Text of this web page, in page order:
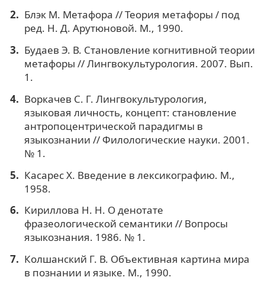
Блэк М. Метафора // Теория метафоры / под
ред. Н. Д. Арутюновой. М., 1990.
Будаев Э. В. Становление когнитивной теории
метафоры // Лингвокультурология. 2007. Вып.
1.
Воркачев С. Г. Лингвокультурология,
языковая личность, концепт: становление
антропоцентрической парадигмы в
языкознании // Филологические науки. 2001.
№ 1.
Касарес Х. Введение в лексикографию. М.,
1958.
Кириллова Н. Н. О денотате
фразеологической семантики // Вопросы
языкознания. 1986. № 1.
Колшанский Г. В. Объективная картина мира
в познании и языке. М., 1990.